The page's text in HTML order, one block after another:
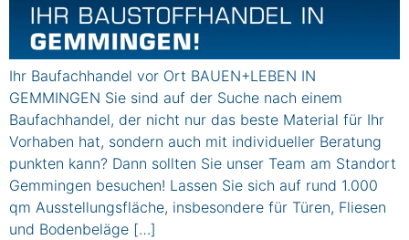
Ihr Baufachhandel vor Ort BAUEN+LEBEN IN
GEMMINGEN Sie sind auf der Suche nach einem
Baufachhandel, der nicht nur das beste Material für Ihr
Vorhaben hat, sondern auch mit individueller Beratung
punkten kann? Dann sollten Sie unser Team am Standort
Gemmingen besuchen! Lassen Sie sich auf rund 1.000
qm Ausstellungsfläche, insbesondere für Türen, Fliesen
und Bodenbeläge […]